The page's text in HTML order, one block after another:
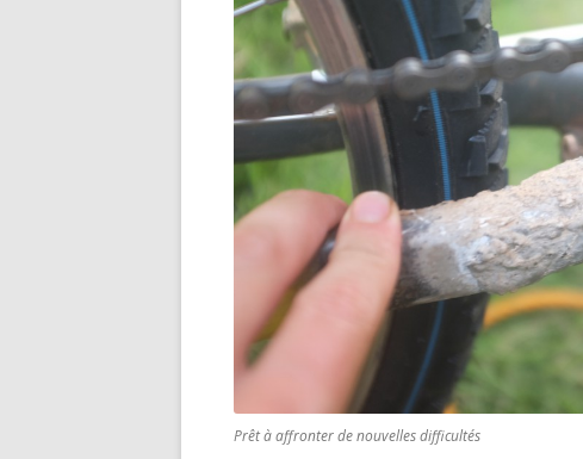
Prêt à affronter de nouvelles difficultés